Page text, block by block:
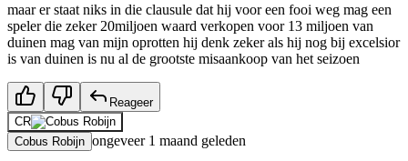
maar er staat niks in die clausule dat hij voor een fooi weg mag een
speler die zeker 20miljoen waard verkopen voor 13 miljoen van
duinen mag van mijn oprotten hij denk zeker als hij nog bij excelsior
is van duinen is nu al de grootste misaankoop van het seizoen
Reageer
CR
Cobus Robijn ongeveer 1 maand geleden